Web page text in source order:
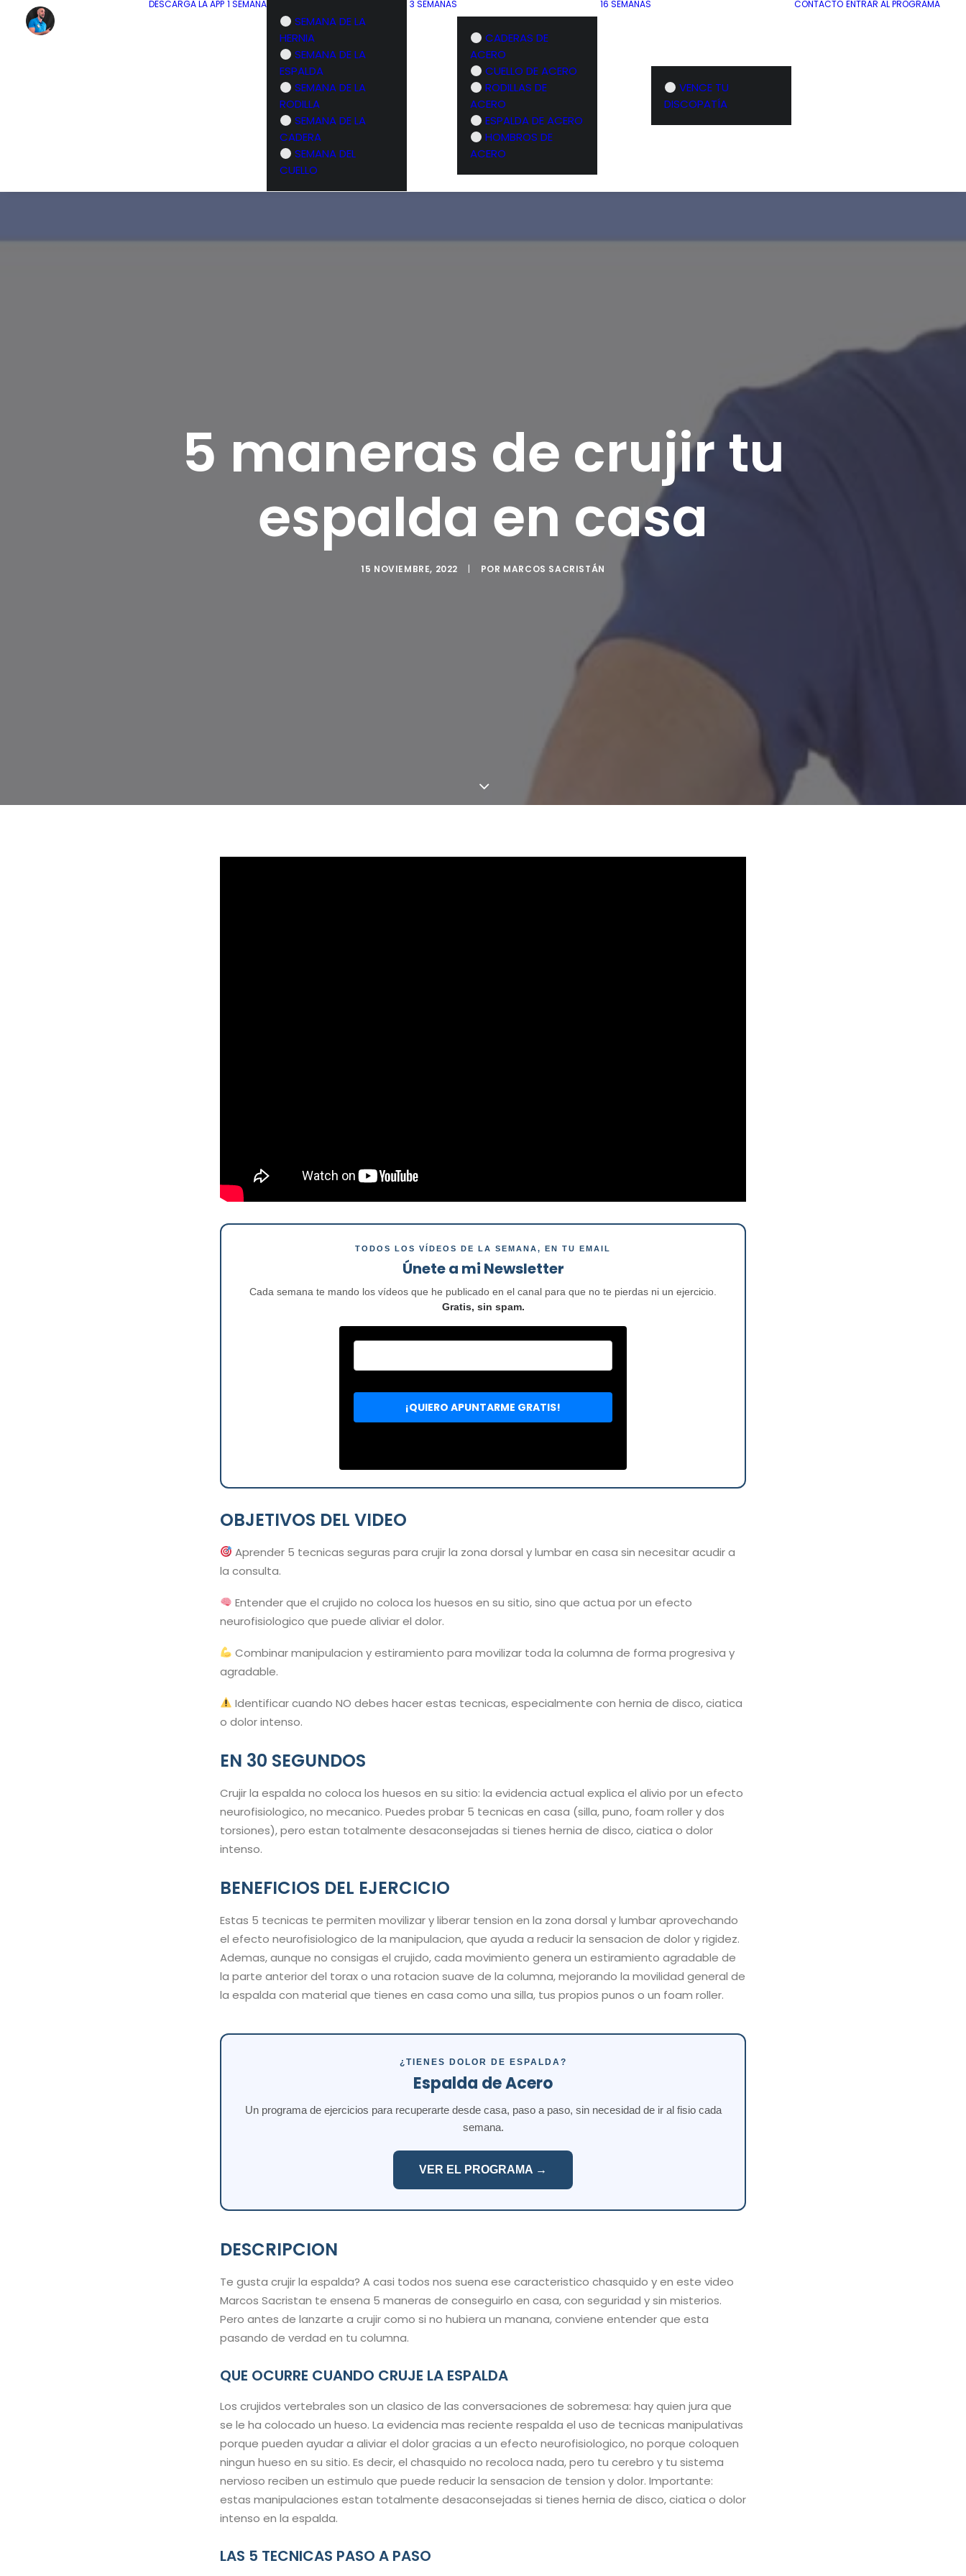
DESCARGA LA APP 1 SEMANA
SEMANA DE LA
HERNIA
SEMANA DE LA
ESPALDA
SEMANA DE LA
RODILLA
SEMANA DE LA
CADERA
SEMANA DEL
CUELLO
3 SEMANAS
CADERAS DE
ACERO
CUELLO DE ACERO
RODILLAS DE
ACERO
ESPALDA DE ACERO
HOMBROS DE
ACERO
16 SEMANAS
VENCE TU
DISCOPATÍA
CONTACTO ENTRAR AL PROGRAMA
5 maneras de crujir tu
espalda en casa
15 NOVIEMBRE, 2022 | POR MARCOS SACRISTÁN
TODOS LOS VÍDEOS DE LA SEMANA, EN TU EMAIL
Únete a mi Newsletter
Cada semana te mando los vídeos que he publicado en el canal para que no te pierdas ni un ejercicio.
Gratis, sin spam.
OBJETIVOS DEL VIDEO
Aprender 5 tecnicas seguras para crujir la zona dorsal y lumbar en casa sin necesitar acudir a
la consulta.
Entender que el crujido no coloca los huesos en su sitio, sino que actua por un efecto
neurofisiologico que puede aliviar el dolor.
Combinar manipulacion y estiramiento para movilizar toda la columna de forma progresiva y
agradable.
Identificar cuando NO debes hacer estas tecnicas, especialmente con hernia de disco, ciatica
o dolor intenso.
EN 30 SEGUNDOS
Crujir la espalda no coloca los huesos en su sitio: la evidencia actual explica el alivio por un efecto
neurofisiologico, no mecanico. Puedes probar 5 tecnicas en casa (silla, puno, foam roller y dos
torsiones), pero estan totalmente desaconsejadas si tienes hernia de disco, ciatica o dolor
intenso.
BENEFICIOS DEL EJERCICIO
Estas 5 tecnicas te permiten movilizar y liberar tension en la zona dorsal y lumbar aprovechando
el efecto neurofisiologico de la manipulacion, que ayuda a reducir la sensacion de dolor y rigidez.
Ademas, aunque no consigas el crujido, cada movimiento genera un estiramiento agradable de
la parte anterior del torax o una rotacion suave de la columna, mejorando la movilidad general de
la espalda con material que tienes en casa como una silla, tus propios punos o un foam roller.
¿TIENES DOLOR DE ESPALDA?
Espalda de Acero
Un programa de ejercicios para recuperarte desde casa, paso a paso, sin necesidad de ir al fisio cada
semana.
VER EL PROGRAMA →
DESCRIPCION
Te gusta crujir la espalda? A casi todos nos suena ese caracteristico chasquido y en este video
Marcos Sacristan te ensena 5 maneras de conseguirlo en casa, con seguridad y sin misterios.
Pero antes de lanzarte a crujir como si no hubiera un manana, conviene entender que esta
pasando de verdad en tu columna.
QUE OCURRE CUANDO CRUJE LA ESPALDA
Los crujidos vertebrales son un clasico de las conversaciones de sobremesa: hay quien jura que
se le ha colocado un hueso. La evidencia mas reciente respalda el uso de tecnicas manipulativas
porque pueden ayudar a aliviar el dolor gracias a un efecto neurofisiologico, no porque coloquen
ningun hueso en su sitio. Es decir, el chasquido no recoloca nada, pero tu cerebro y tu sistema
nervioso reciben un estimulo que puede reducir la sensacion de tension y dolor. Importante:
estas manipulaciones estan totalmente desaconsejadas si tienes hernia de disco, ciatica o dolor
intenso en la espalda.
LAS 5 TECNICAS PASO A PASO